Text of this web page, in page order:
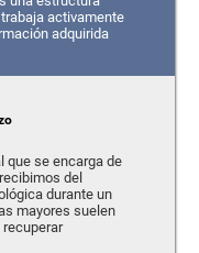
activamente
adquirida
que se encarga de
del
durante un
mayores suelen